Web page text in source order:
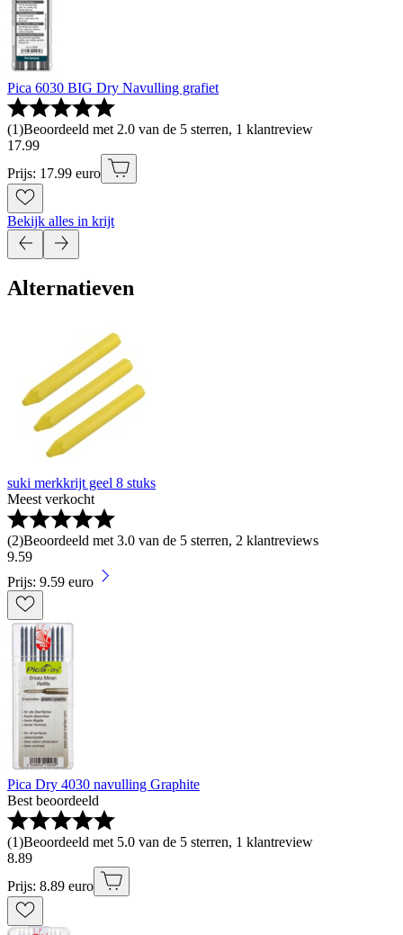
Pica 6030 BIG Dry Navulling grafiet
(1)Beoordeeld met 2.0 van de 5 sterren, 1 klantreview
17.99
Prijs: 17.99 euro
Bekijk alles in krijt
Alternatieven
suki merkkrijt geel 8 stuks
Meest verkocht
(2)Beoordeeld met 3.0 van de 5 sterren, 2 klantreviews
9.59
Prijs: 9.59 euro
Pica Dry 4030 navulling Graphite
Best beoordeeld
(1)Beoordeeld met 5.0 van de 5 sterren, 1 klantreview
8.89
Prijs: 8.89 euro